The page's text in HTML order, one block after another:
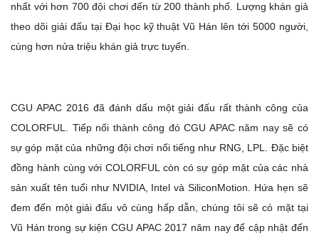
nhất với hơn 700 đội chơi đến từ 200 thành phố. Lượng khán giả
theo dõi giải đấu tại Đại học kỹ thuật Vũ Hán lên tới 5000 người,
cùng hơn nửa triệu khán giả trực tuyến.
CGU APAC 2016 đã đánh dấu một giải đấu rất thành công của
COLORFUL. Tiếp nối thành công đó CGU APAC năm nay sẽ có
sự góp mặt của những đội chơi nổi tiếng như RNG, LPL. Đặc biệt
đồng hành cùng với COLORFUL còn có sự góp mặt của các nhà
sản xuất tên tuổi như NVIDIA, Intel và SiliconMotion. Hứa hẹn sẽ
đem đến một giải đấu vô cùng hấp dẫn, chúng tôi sẽ có mặt tại
Vũ Hán trong sự kiện CGU APAC 2017 năm nay để cập nhật đến